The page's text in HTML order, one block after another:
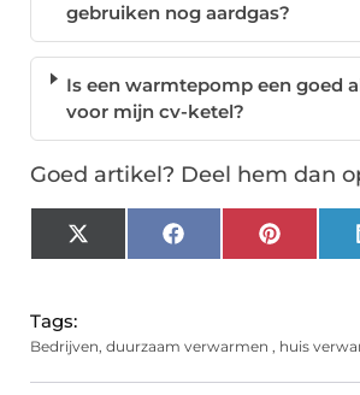
gebruiken nog aardgas?
Is een warmtepomp een goed
voor mijn cv-ketel?
Goed artikel? Deel hem dan
X
(Twitter)
Facebook
Tags:
Bedrijven, duurzaam verwarmen , huis